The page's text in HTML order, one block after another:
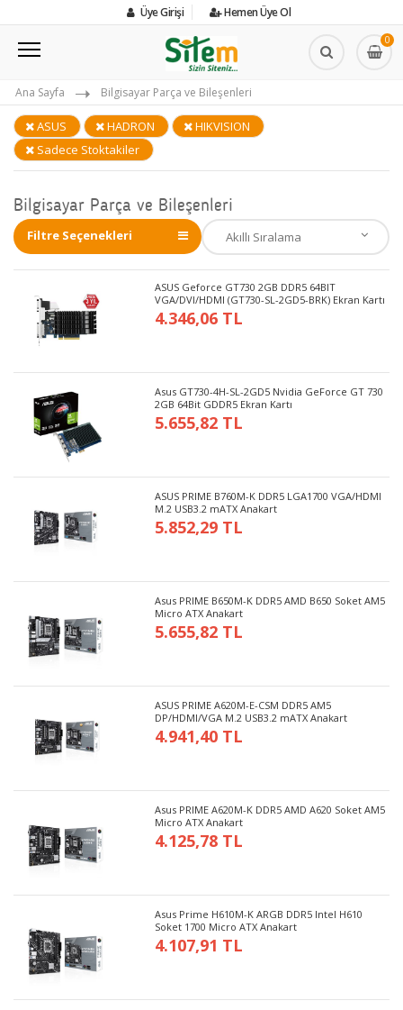
Üye Girişi Hemen Üye Ol
0
Ana Sayfa Bilgisayar Parça ve Bileşenleri
ASUS HADRON
HIKVISION
Sadece Stoktakiler
Bilgisayar Parça ve Bileşenleri
Filtre Seçenekleri
ASUS Geforce GT730 2GB DDR5 64BIT
VGA/DVI/HDMI (GT730-SL-2GD5-BRK) Ekran Kartı
4.346,06 TL
Asus GT730-4H-SL-2GD5 Nvidia GeForce GT 730
2GB 64Bit GDDR5 Ekran Kartı
5.655,82 TL
ASUS PRIME B760M-K DDR5 LGA1700 VGA/HDMI
M.2 USB3.2 mATX Anakart
5.852,29 TL
Asus PRIME B650M-K DDR5 AMD B650 Soket AM5
Micro ATX Anakart
5.655,82 TL
ASUS PRIME A620M-E-CSM DDR5 AM5
DP/HDMI/VGA M.2 USB3.2 mATX Anakart
4.941,40 TL
Asus PRIME A620M-K DDR5 AMD A620 Soket AM5
Micro ATX Anakart
4.125,78 TL
Asus Prime H610M-K ARGB DDR5 Intel H610
Soket 1700 Micro ATX Anakart
4.107,91 TL